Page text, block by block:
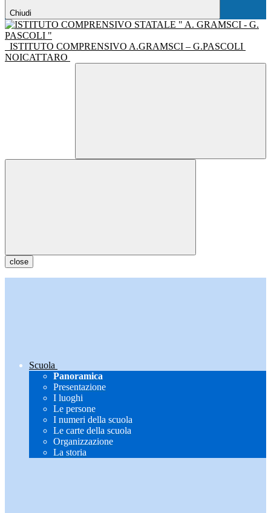
Chiudi
ISTITUTO COMPRENSIVO A.GRAMSCI – G.PASCOLI
NOICATTARO
close
Scuola
Panoramica
Presentazione
I luoghi
Le persone
I numeri della scuola
Le carte della scuola
Organizzazione
La storia